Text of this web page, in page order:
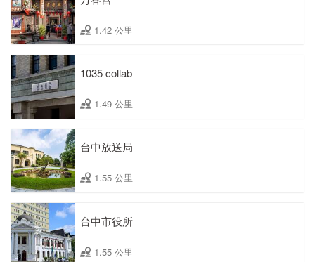
1.42 公里
1035 collab
1.49 公里
台中放送局
1.55 公里
台中市役所
1.55 公里